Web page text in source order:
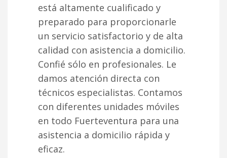
está altamente cualificado y
preparado para proporcionarle
un servicio satisfactorio y de alta
calidad con asistencia a domicilio.
Confié sólo en profesionales. Le
damos atención directa con
técnicos especialistas. Contamos
con diferentes unidades móviles
en todo Fuerteventura para una
asistencia a domicilio rápida y
eficaz.